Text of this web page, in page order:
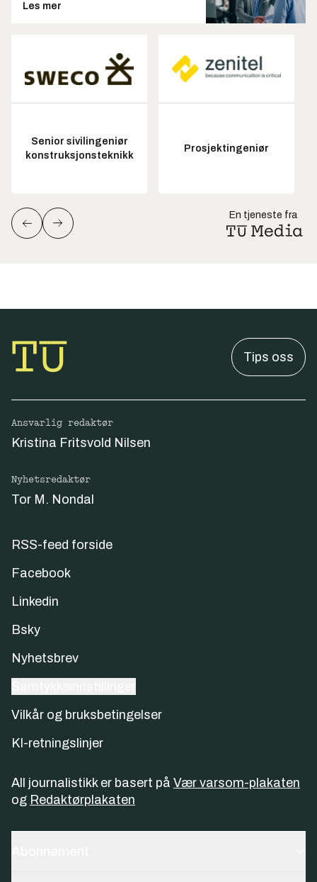
Les mer
Senior sivilingeniør
konstruksjonsteknikk
Prosjektingeniør
En tjeneste fra
Tips oss
Ansvarlig redaktør
Kristina Fritsvold Nilsen
Nyhetsredaktør
Tor M. Nondal
RSS-feed forside
Facebook
Linkedin
Bsky
Nyhetsbrev
Vilkår og bruksbetingelser
KI-retningslinjer
All journalistikk er basert på Vær varsom-plakaten
og Redaktørplakaten